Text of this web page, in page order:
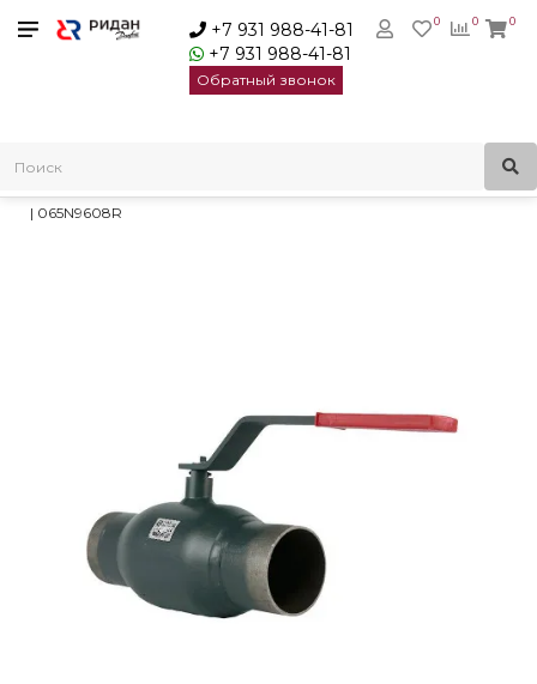
+7 931 988-41-81
+7 931 988-41-81
Обратный звонок
0
0 0
Трубопроводная арматура
Ридан RJIP Standard кран шаровой WW DN100 PN16, рукоятка
| 065N9608R